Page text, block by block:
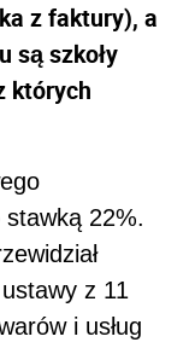
z faktury), a
są szkoły
których
22%.
z 11
i usług